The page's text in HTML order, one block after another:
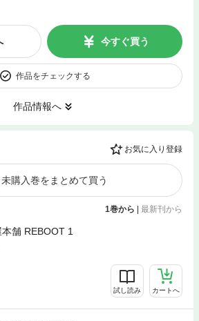
今すぐ買う
作品をチェックする
作品情報へ
お気に入り登録
未購入巻をまとめて買う
1巻から 最新刊から
舗 REBOOT 1
試し読み カートへ